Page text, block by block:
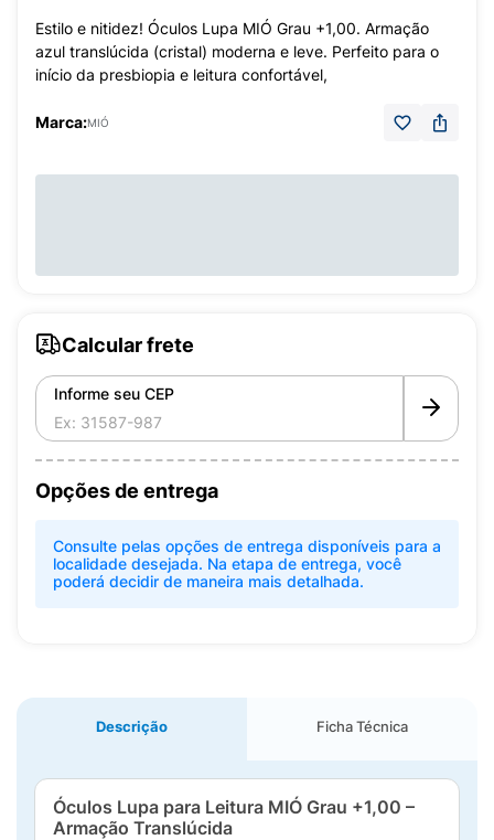
Estilo e nitidez! Óculos Lupa MIÓ Grau +1,00. Armação
azul translúcida (cristal) moderna e leve. Perfeito para o
início da presbiopia e leitura confortável,
Marca:MIÓ
Calcular frete
Informe seu CEP
Opções de entrega
Consulte pelas opções de entrega disponíveis para a
localidade desejada. Na etapa de entrega, você
poderá decidir de maneira mais detalhada.
Descrição Ficha Técnica
Óculos Lupa para Leitura MIÓ Grau +1,00 –
Armação Translúcida